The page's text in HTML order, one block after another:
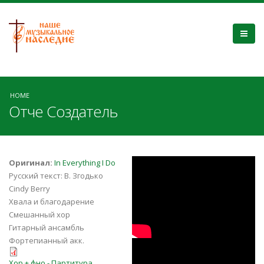
HOME
Отче Создатель
Оригинал: In Everything I Do
Русский текст: В. Згодько
Cindy Berry
Хвала и благодарение
Смешанный хор
Гитарный ансамбль
Фортепианный акк.
Otche_Sozdatel'.pdf